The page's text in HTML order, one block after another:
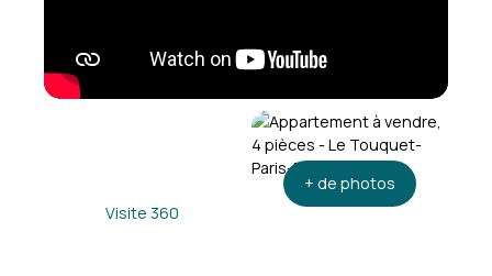
Visite 360
+ de photos